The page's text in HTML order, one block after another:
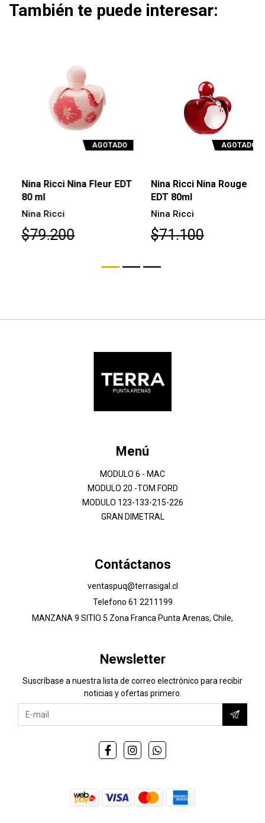
También te puede interesar:
AGOTADO
Nina Ricci Nina Fleur EDT
80 ml
Nina Ricci
$79.200
AGOTADO
Nina Ricci Nina Rouge
EDT 80ml
Nina Ricci
$71.100
Menú
MODULO 6 - MAC
MODULO 20 -TOM FORD
MODULO 123-133-215-226
GRAN DIMETRAL
Contáctanos
ventaspuq@terrasigal.cl
Telefono 61 2211199
MANZANA 9 SITIO 5 Zona Franca Punta Arenas, Chile,
Newsletter
Suscríbase a nuestra lista de correo electrónico para recibir
noticias y ofertas primero.